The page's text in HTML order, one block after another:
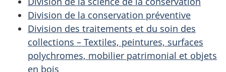
Division de la conservation préventive
Division des traitements et du soin des
collections – Textiles, peintures, surfaces
polychromes, mobilier patrimonial et objets
en bois